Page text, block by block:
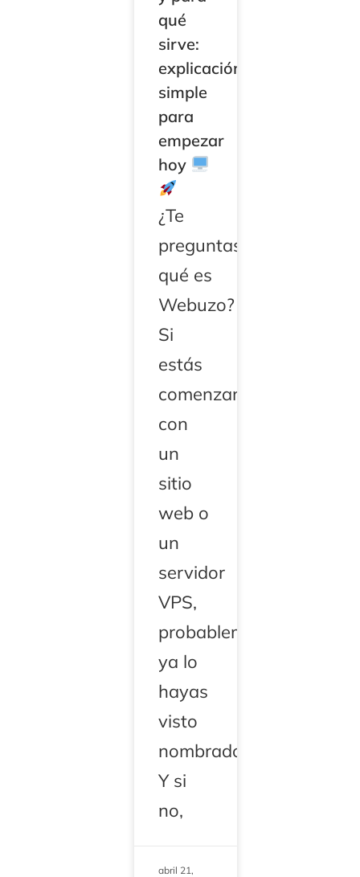
qué
sirve:
explicación
simple
para
empezar
hoy
¿Te
preguntas
qué es
Webuzo?
Si
estás
comenzando
con
un
sitio
web o
un
servidor
VPS,
probablemente
ya lo
hayas
visto
nombrado.
Y si
no,
abril 21,